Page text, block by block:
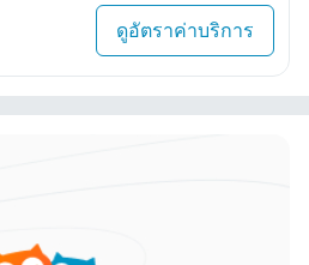
ดูอัตราค่าบริการ